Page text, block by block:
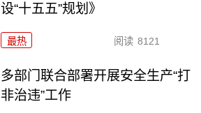
设“十五五”规划》
最热 阅读 8121
多部门联合部署开展安全生产“打
非治违”工作